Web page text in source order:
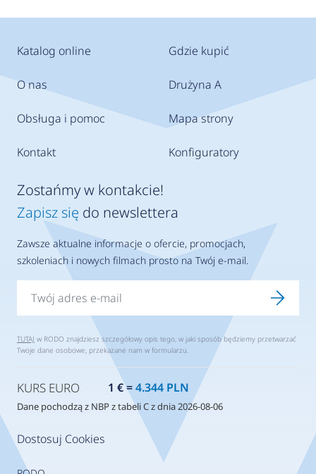
Katalog online
O nas
Obsługa i pomoc
Kontakt
Gdzie kupić
Drużyna A
Mapa strony
Konfiguratory
Dostosuj Cookies
Zostańmy w kontakcie!
Zapisz się do newslettera
Zawsze aktualne informacje o ofercie, promocjach,
szkoleniach i nowych filmach prosto na Twój e-mail.
TUTAJ w RODO znajdziesz szczegółowy opis tego, w jaki sposób będziemy przetwarzać
Twoje dane osobowe, przekazane nam w formularzu.
KURS EURO 1 € =4.344 PLN
Dane pochodzą z NBP z tabeli C z dnia 2026-08-06